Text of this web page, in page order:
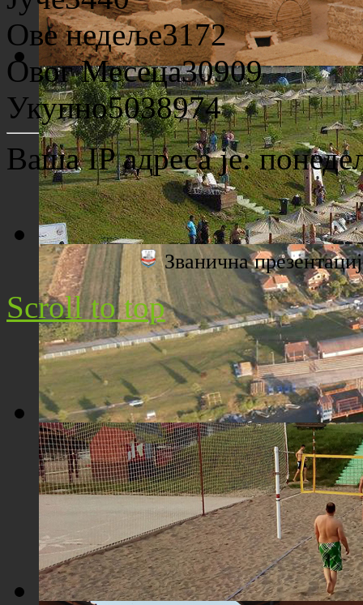
Археолошко налазиште "Viminacium"
Плажа "Топољар" - Поглед са торња
Плажа "Топољар" - Поглед из ваздуха
Ове недеље3172
Овог Месеца30909
Укупно5038974
Ваша IP адреса је:
Званична
Scroll to top